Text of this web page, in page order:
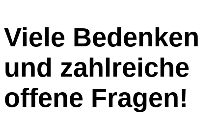
Viele Bedenken
und zahlreiche
offene Fragen!